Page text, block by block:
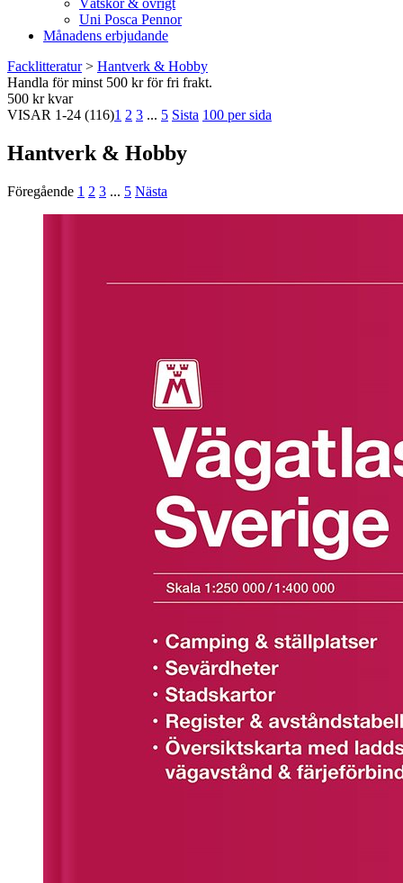
Vätskor & övrigt
Uni Posca Pennor
Månadens erbjudande
Facklitteratur> Hantverk & Hobby
Handla för minst 500 kr för fri frakt.
500 kr kvar
VISAR 1-24 (116)1 2 3 ... 5 Sista 100 per sida
Hantverk & Hobby
Föregående 1 2 3 ... 5 Nästa